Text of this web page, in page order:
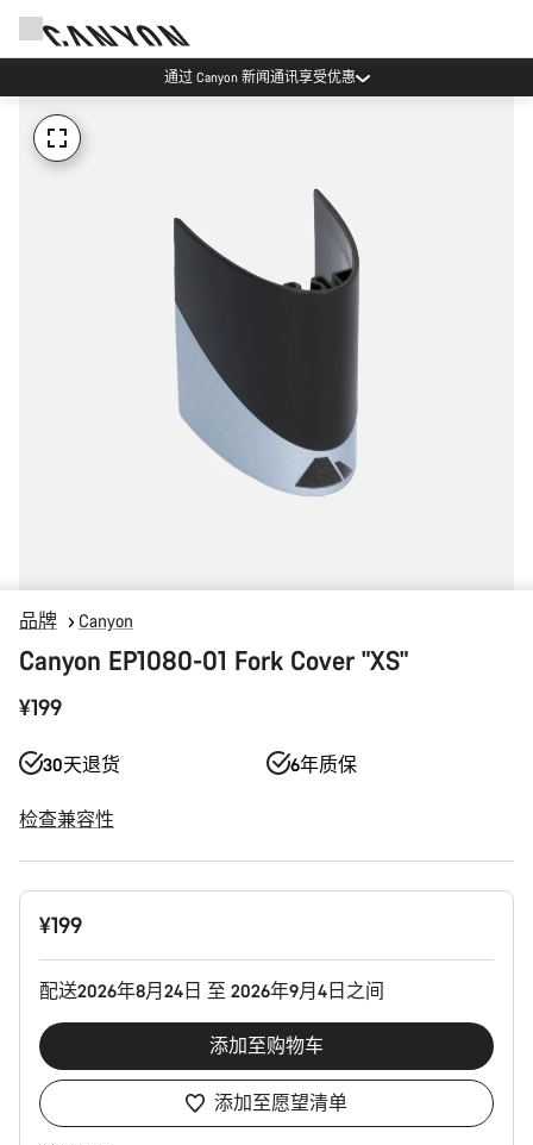
通过 Canyon 新闻通讯享受优惠
品牌 Canyon
Canyon EP1080-01 Fork Cover "XS"
¥199
30天退货 6年质保
检查兼容性
产
¥199
配送2026年8月24日 至 2026年9月4日之间
添加至购物车
添加至愿望清单